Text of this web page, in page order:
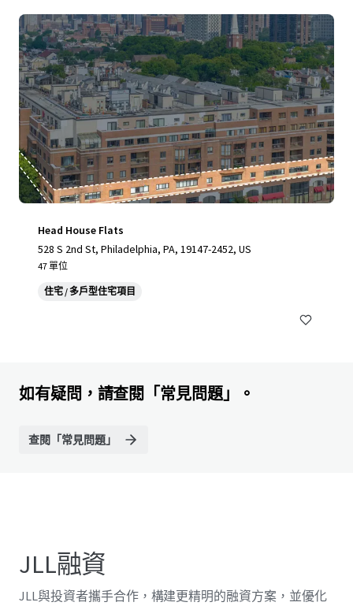
Head House Flats
528 S 2nd St, Philadelphia, PA, 19147-2452, US
47 單位
住宅 / 多戶型住宅項目
如有疑問，請查閱「常見問題」。
查閱「常見問題」
JLL融資
JLL與投資者攜手合作，構建更精明的融資方案，並優化